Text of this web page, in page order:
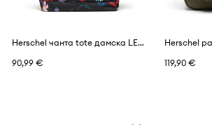
Herschel чанта tote дамска LEGO® Retreat™
90,99 €
119,90 €